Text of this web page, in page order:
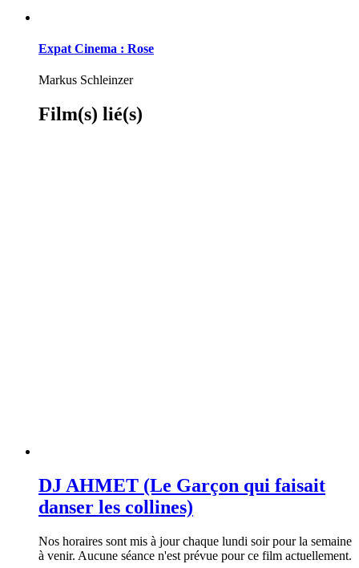
Expat Cinema : Rose
Markus Schleinzer
Film(s) lié(s)
DJ AHMET (Le Garçon qui faisait
danser les collines)
Nos horaires sont mis à jour chaque lundi soir pour la semaine
à venir. Aucune séance n'est prévue pour ce film actuellement.